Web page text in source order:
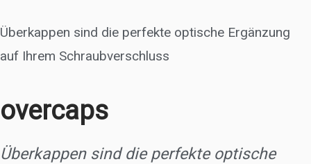
Überkappen sind die perfekte optische Ergänzung
auf Ihrem Schraubverschluss
overcaps
Überkappen sind die perfekte optische